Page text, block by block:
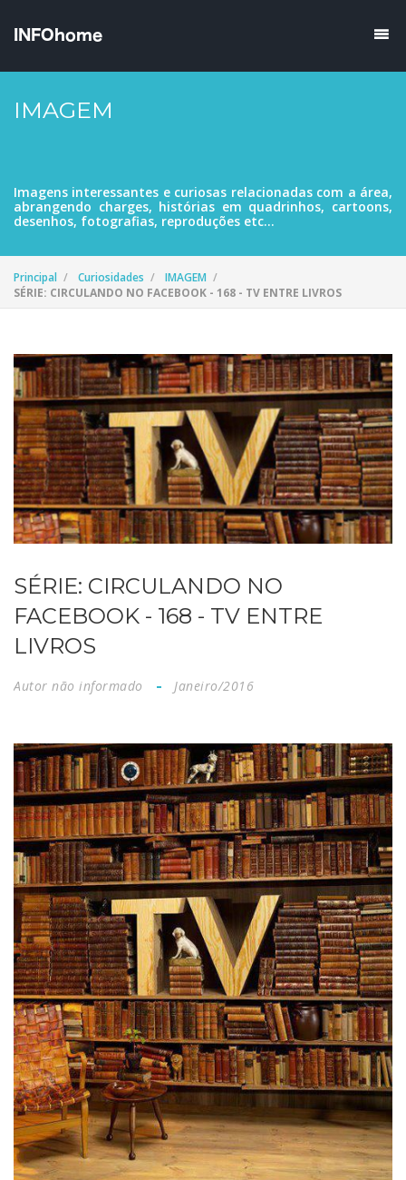
IMAGEM
Imagens interessantes e curiosas relacionadas com a área,
abrangendo charges, histórias em quadrinhos, cartoons,
desenhos, fotografias, reproduções etc...
Principal Curiosidades
IMAGEM
SÉRIE: CIRCULANDO NO FACEBOOK - 168 - TV ENTRE LIVROS
SÉRIE: CIRCULANDO NO
FACEBOOK - 168 - TV ENTRE
LIVROS
Autor não informado Janeiro/2016